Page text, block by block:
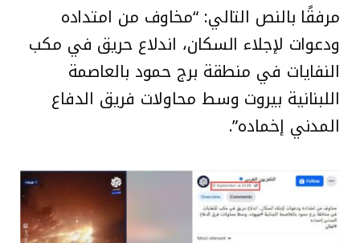
مرفقًا بالنص التالي: “مخاوف من امتداده
ودعوات لإجلاء السكان، اندلاع حريق في مكب
النفايات في منطقة برج حمود بالعاصمة
اللبنانية بيروت وسط محاولات فريق الدفاع
المدني إخماده”.